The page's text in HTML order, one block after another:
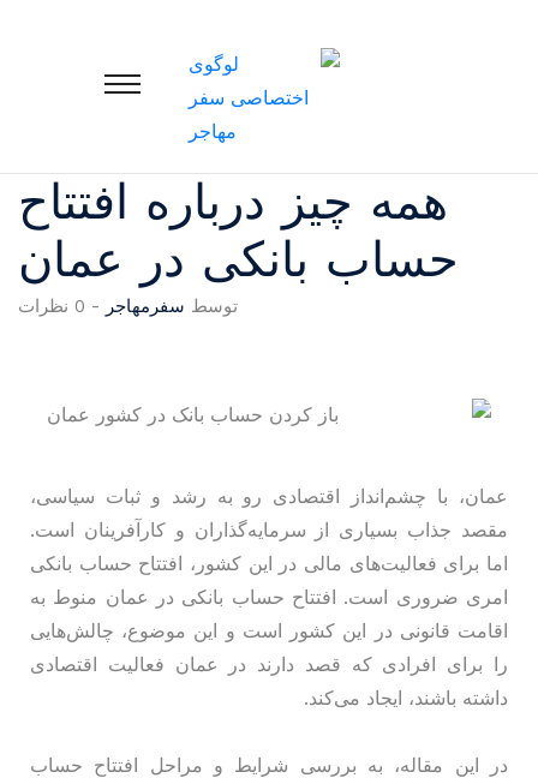
همه چیز درباره افتتاح
حساب بانکی در عمان
توسط سفرمهاجر - 0 نظرات
عمان، با چشم‌انداز اقتصادی رو به رشد و ثبات سیاسی،
مقصد جذاب بسیاری از سرمایه‌گذاران و کارآفرینان است.
اما برای فعالیت‌های مالی در این کشور، افتتاح حساب بانکی
امری ضروری است. افتتاح حساب بانکی در عمان منوط به
اقامت قانونی در این کشور است و این موضوع، چالش‌هایی
را برای افرادی که قصد دارند در عمان فعالیت اقتصادی
داشته باشند، ایجاد می‌کند.
در این مقاله، به بررسی شرایط و مراحل افتتاح حساب